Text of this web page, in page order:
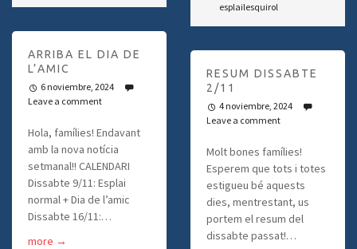
esplailesquirol
ARRIBA EL DIA DE
L’AMIC
6 noviembre, 2024
Leave a comment
Hola, famílies! Endavant
amb la nova notícia
setmanal!! CALENDARI
Dissabte 9/11: Esplai
normal + Dia de l’amic
Dissabte 16/11:…
more →
RESUM DISSABTE
2/11
4 noviembre, 2024
Leave a comment
Molt bones famílies!
Esperem que tots i totes
estigueu bé aquests
dies, mentrestant, us
portem el resum del
dissabte passat!…